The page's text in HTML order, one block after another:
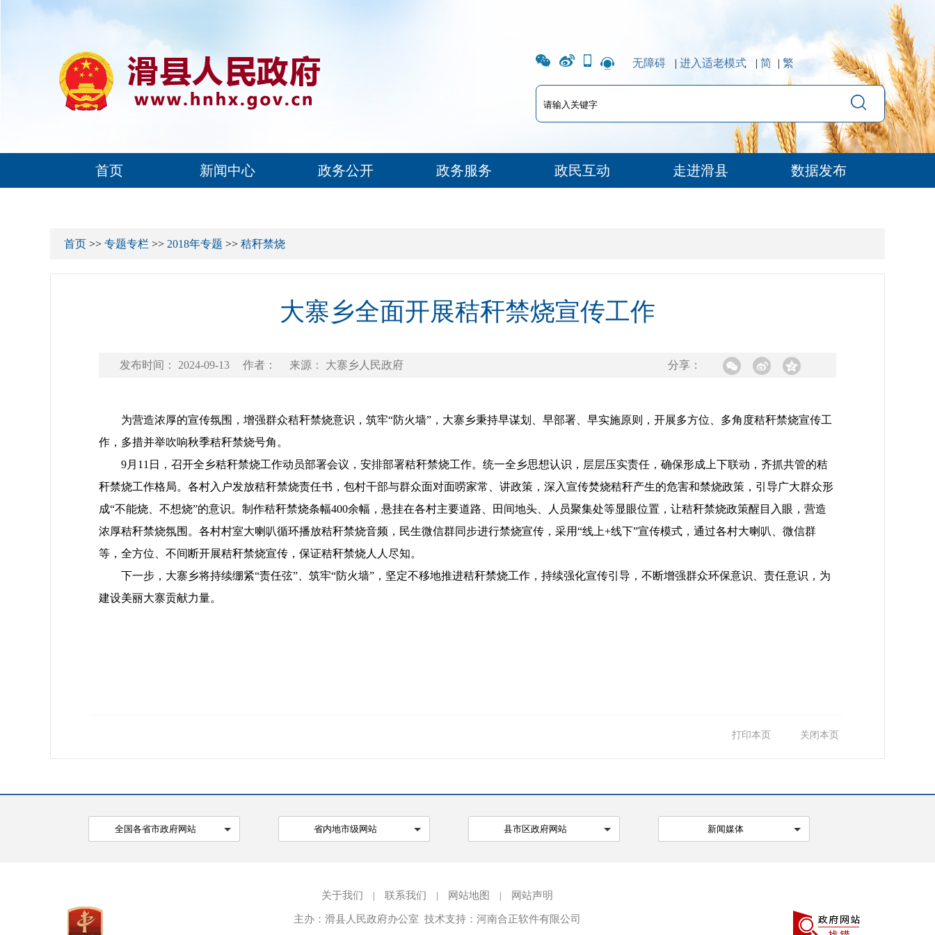
无障碍 | 进入适老模式 | 简 | 繁
首页 新闻中心 政务公开 政务服务 政民互动 走进滑县 数据发布
首页 >> 专题专栏 >> 2018年专题 >> 秸秆禁烧
大寨乡全面开展秸秆禁烧宣传工作
发布时间： 2024-09-13 作者： 来源： 大寨乡人民政府 分享：
为营造浓厚的宣传氛围，增强群众秸秆禁烧意识，筑牢“防火墙”，大寨乡秉持早谋划、早部署、早实施原则，开展多方位、多角度秸秆禁烧宣传工
作，多措并举吹响秋季秸秆禁烧号角。
9月11日，召开全乡秸秆禁烧工作动员部署会议，安排部署秸秆禁烧工作。统一全乡思想认识，层层压实责任，确保形成上下联动，齐抓共管的秸
秆禁烧工作格局。各村入户发放秸秆禁烧责任书，包村干部与群众面对面唠家常、讲政策，深入宣传焚烧秸秆产生的危害和禁烧政策，引导广大群众形
成“不能烧、不想烧”的意识。制作秸秆禁烧条幅400余幅，悬挂在各村主要道路、田间地头、人员聚集处等显眼位置，让秸秆禁烧政策醒目入眼，营造
浓厚秸秆禁烧氛围。各村村室大喇叭循环播放秸秆禁烧音频，民生微信群同步进行禁烧宣传，采用“线上+线下”宣传模式，通过各村大喇叭、微信群
等，全方位、不间断开展秸秆禁烧宣传，保证秸秆禁烧人人尽知。
下一步，大寨乡将持续绷紧“责任弦”、筑牢“防火墙”，坚定不移地推进秸秆禁烧工作，持续强化宣传引导，不断增强群众环保意识、责任意识，为
建设美丽大寨贡献力量。
打印本页 关闭本页
全国各省市政府网站 省内地市级网站 县市区政府网站 新闻媒体
关于我们 | 联系我们 | 网站地图 | 网站声明
主办：滑县人民政府办公室 技术支持：河南合正软件有限公司